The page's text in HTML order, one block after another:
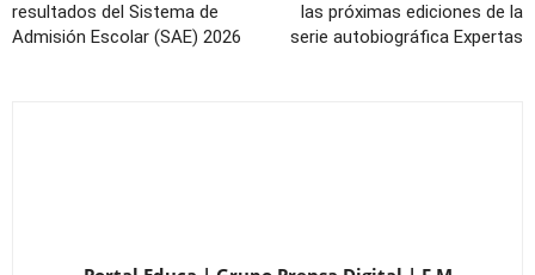
resultados del Sistema de
Admisión Escolar (SAE) 2026
las próximas ediciones de la
serie autobiográfica Expertas